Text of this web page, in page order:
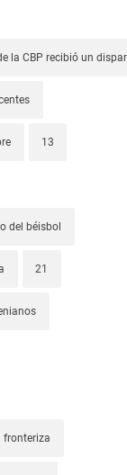
la CBP recibió un
13
del béisbol
21
fronteriza